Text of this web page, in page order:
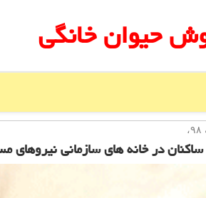
حیوان خانگی
در خانه های سازمانی نیروهای